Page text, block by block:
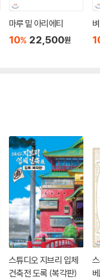
마루 밑 아리에티
10% 22,500원
스튜디오 지브리 입체
건축전 도록 (복각판)